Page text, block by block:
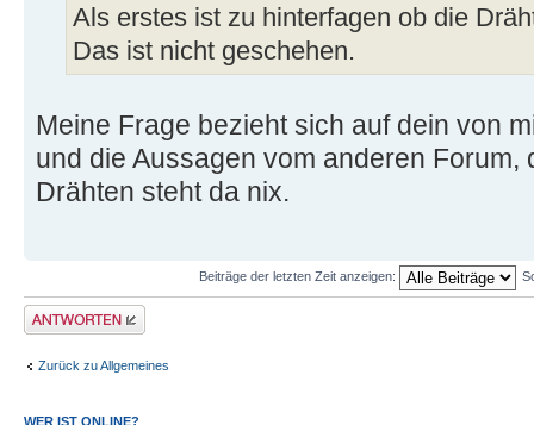
Als erstes ist zu hinterfagen ob die
Das ist nicht geschehen.
Meine Frage bezieht sich auf dein von
und die Aussagen vom anderen Forum,
Drähten steht da nix.
Beiträge der letzten Zeit anzeigen:
Antwort erstellen
Zurück zu Allgemeines
WER IST ONLINE?